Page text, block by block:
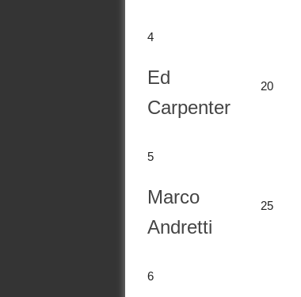
4
Ed
Carpenter
20
5
Marco
Andretti
25
6